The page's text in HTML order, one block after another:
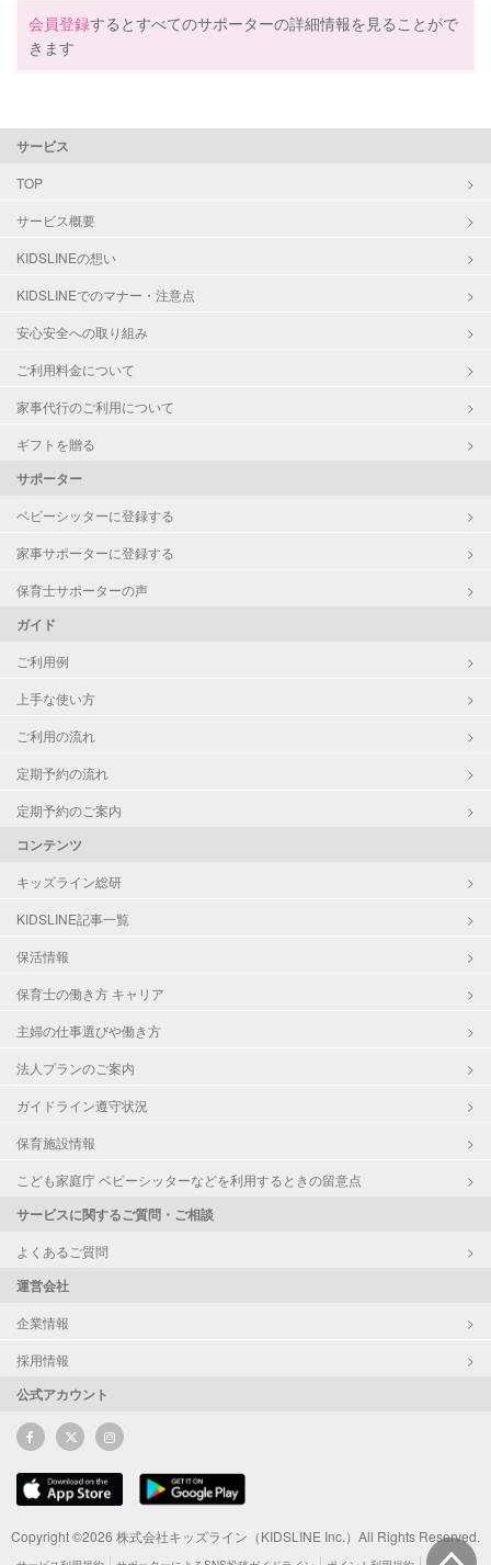
会員登録するとすべてのサポーターの詳細情報を見ることがで
きます
サービス
TOP
サービス概要
KIDSLINEの想い
KIDSLINEでのマナー・注意点
安心安全への取り組み
ご利用料金について
家事代行のご利用について
ギフトを贈る
サポーター
ベビーシッターに登録する
家事サポーターに登録する
保育士サポーターの声
ガイド
ご利用例
上手な使い方
ご利用の流れ
定期予約の流れ
定期予約のご案内
コンテンツ
キッズライン総研
KIDSLINE記事一覧
保活情報
保育士の働き方 キャリア
主婦の仕事選びや働き方
法人プランのご案内
ガイドライン遵守状況
保育施設情報
こども家庭庁 ベビーシッターなどを利用するときの留意点
サービスに関するご質問・ご相談
よくあるご質問
運営会社
企業情報
採用情報
公式アカウント
Copyright ©2026 株式会社キッズライン（KIDSLINE Inc.）All Rights Reserved.